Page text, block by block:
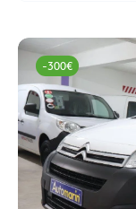
-300€
Μοντέλο
Τιμή
Επιλογές